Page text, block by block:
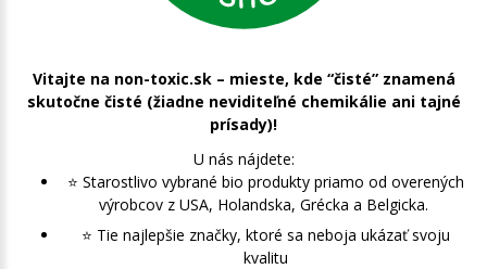
Vitajte na non-toxic.sk – mieste, kde “čisté” znamená
skutočne čisté (žiadne neviditeľné chemikálie ani tajné
prísady)!
U nás nájdete:
⭐️ Starostlivo vybrané bio produkty priamo od overených
výrobcov z USA, Holandska, Grécka a Belgicka.
⭐️ Tie najlepšie značky, ktoré sa neboja ukázať svoju
kvalitu